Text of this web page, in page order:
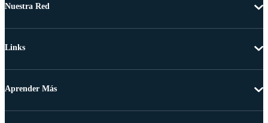
Nuestra Red
Links
Aprender Más